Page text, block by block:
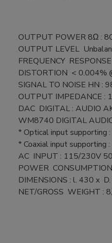
OUTPUT POWER 8Ω :
OUTPUT LEVEL
FREQUENCY
DISTORTION < 0.004%
SIGNAL TO NOISE HN :
OUTPUT IMPEDANCE :
DAC DIGITAL : AUDIO
WM8740 DIGITAL
* Optical input supporting
* Coaxial input supporting
AC INPUT : 115/230V
POWER
DIMENSIONS : l. 430 x
NET/GROSS WEIGHT :